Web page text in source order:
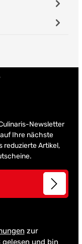
Newsletter
Ihre nächste
reduzierte Artikel,
zur
gelesen und bin